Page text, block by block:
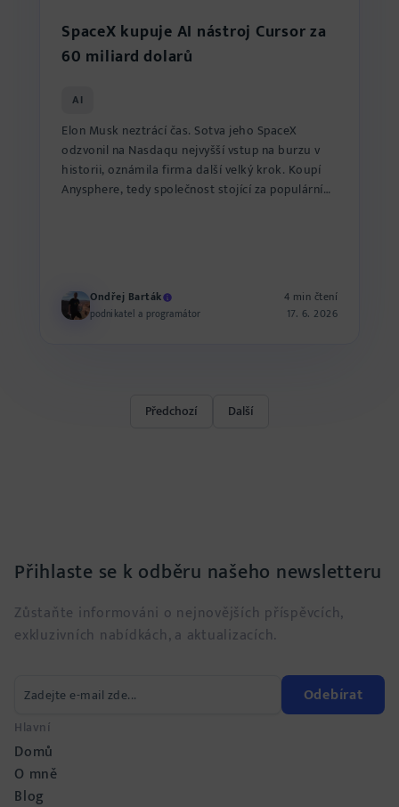
SpaceX kupuje AI nástroj Cursor za
60 miliard dolarů
AI
Elon Musk neztrácí čas. Sotva jeho SpaceX
odzvonil na Nasdaqu nejvyšší vstup na burzu v
historii, oznámila firma další velký krok. Koupí
Anysphere, tedy společnost stojící za populárním
Ondřej Barták
podnikatel a programátor
4 min čtení
17. 6. 2026
Předchozí Další
Hlavní
Domů
O mně
Blog
Přihlaste se k odběru našeho newsletteru
Zůstaňte informováni o nejnovějších příspěvcích,
exkluzivních nabídkách, a aktualizacích.
Odebírat